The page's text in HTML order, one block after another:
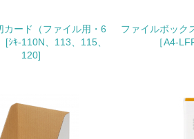
カード（ファイル用・6
[ｼｷ-110N、113、115、
120]
ファイルボック
［A4-